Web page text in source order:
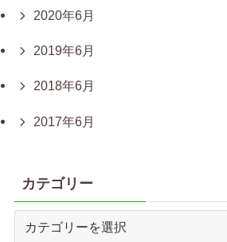
2020年6月
2019年6月
2018年6月
2017年6月
カテゴリー